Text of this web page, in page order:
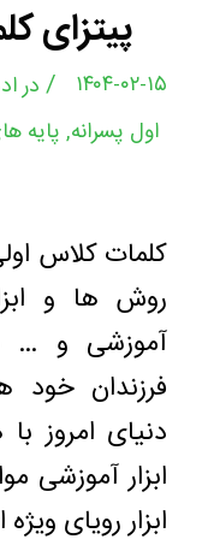
پیتزای
۱۴۰۴-۰۲-۱۵ / در
اول پسرانه, پایه
کلمات کلاس
روش ها و
آموزشی و …
فرزندان
دنیای امروز
ابزار آموزشی
ابزار رویای